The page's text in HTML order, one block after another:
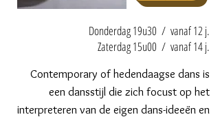
Donderdag 19u30 / vanaf 12 j.
Zaterdag 15u00 / vanaf 14 j.
Contemporary of hedendaagse dans is
een dansstijl die zich focust op het
interpreteren van de eigen dans-ideeën en